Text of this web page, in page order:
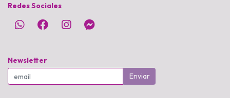
Redes Sociales
Newsletter
Enviar